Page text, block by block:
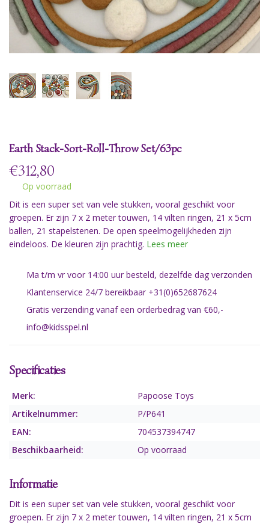
Earth Stack-Sort-Roll-Throw Set/63pc
€312,80
Op voorraad
Dit is een super set van vele stukken, vooral geschikt voor
groepen. Er zijn 7 x 2 meter touwen, 14 vilten ringen, 21 x 5cm
ballen, 21 stapelstenen. De open speelmogelijkheden zijn
eindeloos. De kleuren zijn prachtig. Lees meer
Ma t/m vr voor 14:00 uur besteld, dezelfde dag verzonden
Klantenservice 24/7 bereikbaar +31(0)652687624
Gratis verzending vanaf een orderbedrag van €60,-
info@kidsspel.nl
Specificaties
Merk:
Papoose Toys
Artikelnummer:
P/P641
EAN:
704537394747
Beschikbaarheid:
Op voorraad
Informatie
Dit is een super set van vele stukken, vooral geschikt voor
groepen. Er zijn 7 x 2 meter touwen, 14 vilten ringen, 21 x 5cm